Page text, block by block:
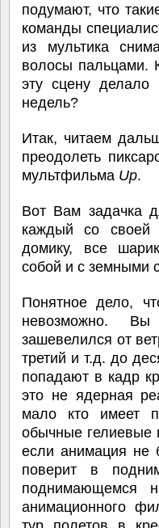
подумают, что
команды
из мультика
волосы пальцами.
эту сцену
недель?
Итак, читаем
преодолеть
мультфильма Up.
Вот Вам задачка
каждый со своей
домику, все
собой и с земными
Понятное дело,
невозможно.
зашевелился от
третий и т.д. до
попадают в кадр
это не ядерная
мало кто имеет
обычные гелиевые
если анимация не
поверит в
поднимающемся
анимационного